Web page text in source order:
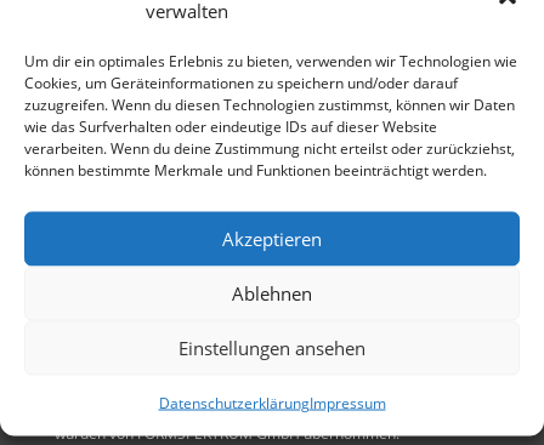
verwalten
Um dir ein optimales Erlebnis zu bieten, verwenden wir Technologien wie
Cookies, um Geräteinformationen zu speichern und/oder darauf
zuzugreifen. Wenn du diesen Technologien zustimmst, können wir Daten
wie das Surfverhalten oder eindeutige IDs auf dieser Website
verarbeiten. Wenn du deine Zustimmung nicht erteilst oder zurückziehst,
können bestimmte Merkmale und Funktionen beeinträchtigt werden.
Akzeptieren
Ablehnen
Einstellungen ansehen
DatenschutzerklärungImpressum
Hinweis
*Projekte unter gecco scene constuction company
* Projekte wurden unter Gecco GmbH realisiert. Alle Rechte
wurden von FORMSPEKTRUM GmbH übernommen.